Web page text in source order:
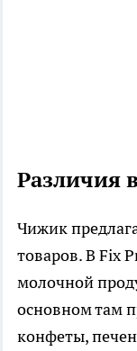
Различия
Чижик
товаров. В Fix
молочной
основном там
конфеты,